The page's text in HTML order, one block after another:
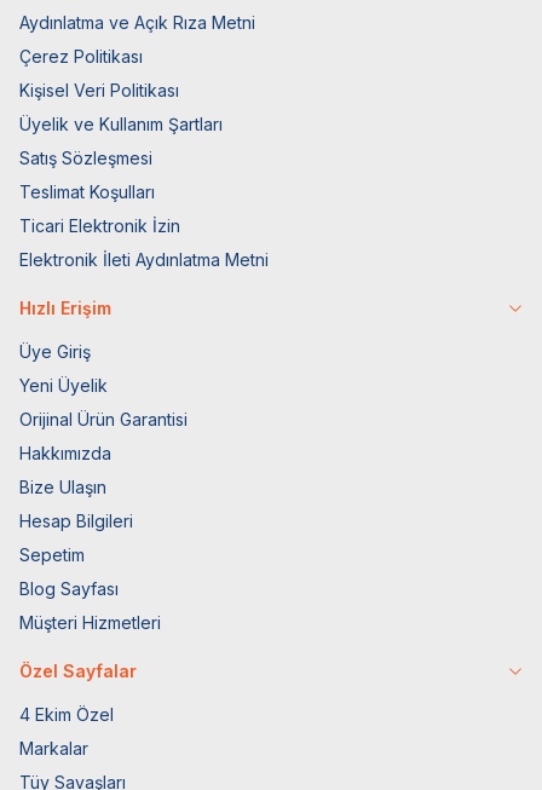
Aydınlatma ve Açık Rıza Metni
Çerez Politikası
Kişisel Veri Politikası
Üyelik ve Kullanım Şartları
Satış Sözleşmesi
Teslimat Koşulları
Ticari Elektronik İzin
Elektronik İleti Aydınlatma Metni
Hızlı Erişim
Üye Giriş
Yeni Üyelik
Orijinal Ürün Garantisi
Hakkımızda
Bize Ulaşın
Hesap Bilgileri
Sepetim
Blog Sayfası
Müşteri Hizmetleri
Özel Sayfalar
4 Ekim Özel
Markalar
Tüy Savaşları